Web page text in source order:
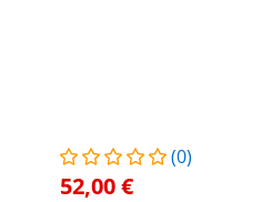
(0)
52,00 €